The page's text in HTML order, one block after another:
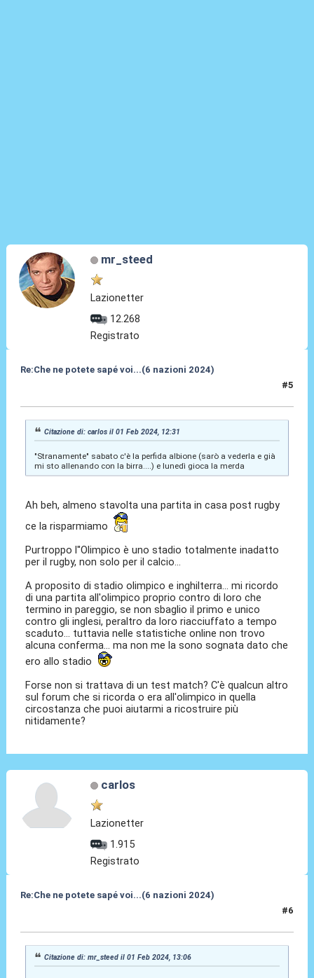
mr_steed
Lazionetter
12.268
Registrato
Re:Che ne potete sapé voi...(6 nazioni 2024)
#5
Citazione di: carlos il 01 Feb 2024, 12:31
"Stranamente" sabato c'è la perfida albione (sarò a vederla e già
mi sto allenando con la birra....) e lunedì gioca la merda
Ah beh, almeno stavolta una partita in casa post rugby
ce la risparmiamo
Purtroppo l''Olimpico è uno stadio totalmente inadatto
per il rugby, non solo per il calcio...
A proposito di stadio olimpico e inghilterra... mi ricordo
di una partita all'olimpico proprio contro di loro che
termino in pareggio, se non sbaglio il primo e unico
contro gli inglesi, peraltro da loro riacciuffato a tempo
scaduto... tuttavia nelle statistiche online non trovo
alcuna conferma... ma non me la sono sognata dato che
ero allo stadio
Forse non si trattava di un test match? C'è qualcun altro
sul forum che si ricorda o era all'olimpico in quella
circostanza che puoi aiutarmi a ricostruire più
nitidamente?
carlos
Lazionetter
1.915
Registrato
Re:Che ne potete sapé voi...(6 nazioni 2024)
#6
Citazione di: mr_steed il 01 Feb 2024, 13:06